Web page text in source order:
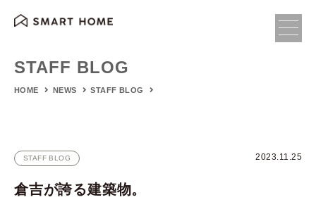
STAFF BLOG
HOME NEWS STAFF BLOG
STAFF BLOG 2023.11.25
倉吉が誇る建築物。